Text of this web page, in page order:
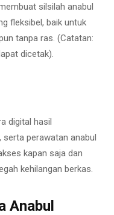
silsilah anabul
fleksibel, baik untuk
tanpa ras. (Catatan:
dicetak).
digital hasil
serta perawatan anabul
kapan saja dan
kehilangan berkas.
Anabul